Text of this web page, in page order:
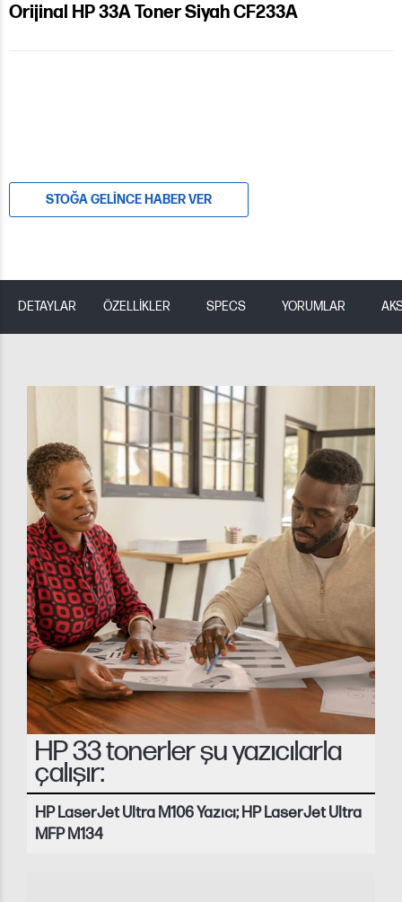
Orijinal HP 33A Toner Siyah CF233A
STOĞA GELINCE HABER VER
DETAYLAR ÖZELLİKLER SPECS YORUMLAR
HP 33 tonerler şu yazıcılarla
çalışır:
HP LaserJet Ultra M106 Yazıcı; HP LaserJet Ultra
MFP M134